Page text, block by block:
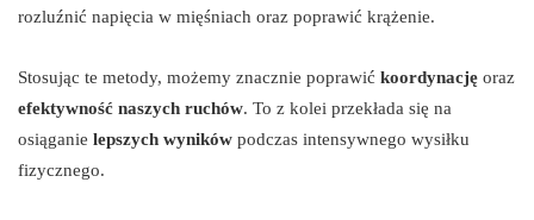
rozluźnić napięcia w mięśniach oraz poprawić krążenie.
Stosując te metody, możemy znacznie poprawić koordynację oraz
efektywność naszych ruchów. To z kolei przekłada się na
osiąganie lepszych wyników podczas intensywnego wysiłku
fizycznego.